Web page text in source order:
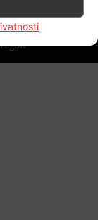
privatnosti